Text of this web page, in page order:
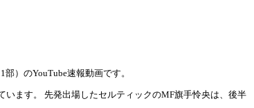
）のYouTube速報動画です。
ます。 先発出場したセルティックのMF旗手怜央は、後半